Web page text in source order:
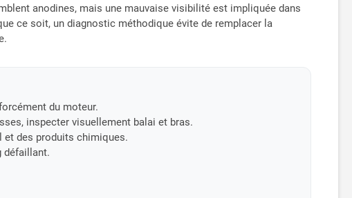
anodines, mais une mauvaise visibilité est impliquée dans
ce soit, un diagnostic méthodique évite de remplacer la
du moteur.
inspecter visuellement balai et bras.
et des produits chimiques.
défaillant.